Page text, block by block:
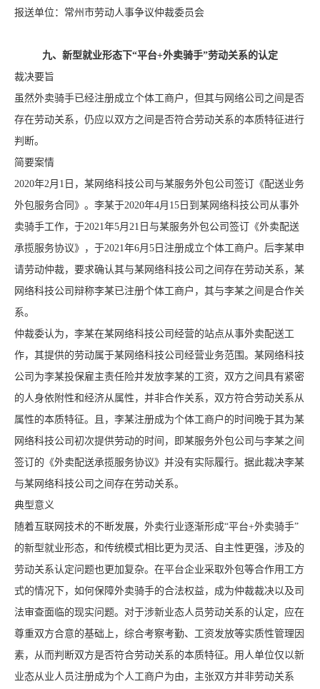
报送单位：常州市劳动人事争议仲裁委员会
九、新型就业形态下“平台+外卖骑手”劳动关系的认定
裁决要旨
虽然外卖骑手已经注册成立个体工商户，但其与网络公司之间是否
存在劳动关系，仍应以双方之间是否符合劳动关系的本质特征进行
判断。
简要案情
2020年2月1日，某网络科技公司与某服务外包公司签订《配送业务
外包服务合同》。李某于2020年4月15日到某网络科技公司从事外
卖骑手工作，于2021年5月21日与某服务外包公司签订《外卖配送
承揽服务协议》，于2021年6月5日注册成立个体工商户。后李某申
请劳动仲裁，要求确认其与某网络科技公司之间存在劳动关系，某
网络科技公司辩称李某已注册个体工商户，其与李某之间是合作关
系。
仲裁委认为，李某在某网络科技公司经营的站点从事外卖配送工
作，其提供的劳动属于某网络科技公司经营业务范围。某网络科技
公司为李某投保雇主责任险并发放李某的工资，双方之间具有紧密
的人身依附性和经济从属性，并非合作关系，双方符合劳动关系从
属性的本质特征。且，李某注册成为个体工商户的时间晚于其为某
网络科技公司初次提供劳动的时间，即某服务外包公司与李某之间
签订的《外卖配送承揽服务协议》并没有实际履行。据此裁决李某
与某网络科技公司之间存在劳动关系。
典型意义
随着互联网技术的不断发展，外卖行业逐渐形成“平台+外卖骑手”
的新型就业形态，和传统模式相比更为灵活、自主性更强，涉及的
劳动关系认定问题也更加复杂。在平台企业采取外包等合作用工方
式的情况下，如何保障外卖骑手的合法权益，成为仲裁裁决以及司
法审查面临的现实问题。对于涉新业态人员劳动关系的认定，应在
尊重双方合意的基础上，综合考察考勤、工资发放等实质性管理因
素，从而判断双方是否符合劳动关系的本质特征。用人单位仅以新
业态从业人员注册成为个人工商户为由，主张双方并非劳动关系